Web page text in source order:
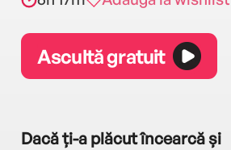
Ascultă gratuit
Dacă ți-a plăcut încearcă și